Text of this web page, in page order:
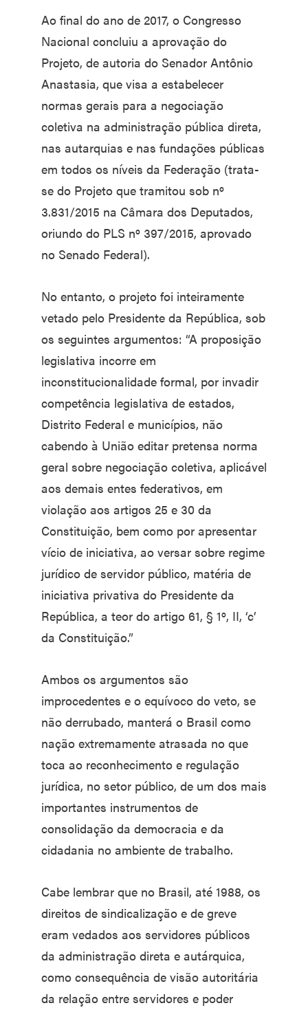
Ao final do ano de 2017, o Congresso
Nacional concluiu a aprovação do
Projeto, de autoria do Senador Antônio
Anastasia, que visa a estabelecer
normas gerais para a negociação
coletiva na administração pública direta,
nas autarquias e nas fundações públicas
em todos os níveis da Federação (trata-
se do Projeto que tramitou sob nº
3.831/2015 na Câmara dos Deputados,
oriundo do PLS nº 397/2015, aprovado
no Senado Federal).
No entanto, o projeto foi inteiramente
vetado pelo Presidente da República, sob
os seguintes argumentos: “A proposição
legislativa incorre em
inconstitucionalidade formal, por invadir
competência legislativa de estados,
Distrito Federal e municípios, não
cabendo à União editar pretensa norma
geral sobre negociação coletiva, aplicável
aos demais entes federativos, em
violação aos artigos 25 e 30 da
Constituição, bem como por apresentar
vício de iniciativa, ao versar sobre regime
jurídico de servidor público, matéria de
iniciativa privativa do Presidente da
República, a teor do artigo 61, § 1º, II, ‘c’
da Constituição.”
Ambos os argumentos são
improcedentes e o equívoco do veto, se
não derrubado, manterá o Brasil como
nação extremamente atrasada no que
toca ao reconhecimento e regulação
jurídica, no setor público, de um dos mais
importantes instrumentos de
consolidação da democracia e da
cidadania no ambiente de trabalho.
Cabe lembrar que no Brasil, até 1988, os
direitos de sindicalização e de greve
eram vedados aos servidores públicos
da administração direta e autárquica,
como consequência de visão autoritária
da relação entre servidores e poder